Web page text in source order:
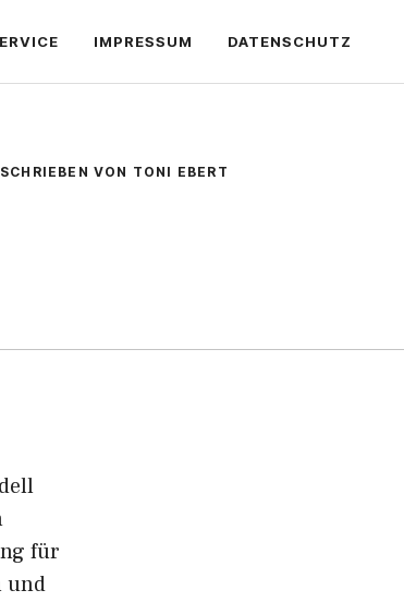
IMPRESSUM DATENSCHUTZ
VON TONI EBERT
für
und